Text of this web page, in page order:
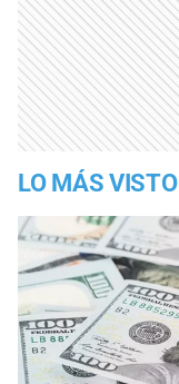
LO MÁS VISTO